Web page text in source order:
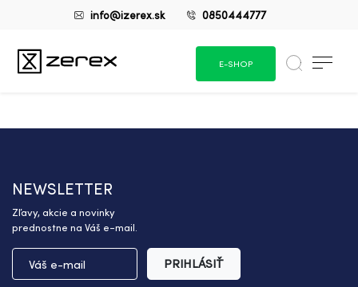
info@izerex.sk 0850444777
E-SHOP
NEWSLETTER
Zľavy, akcie a novinky
prednostne na Váš e-mail.
PRIHLÁSIŤ